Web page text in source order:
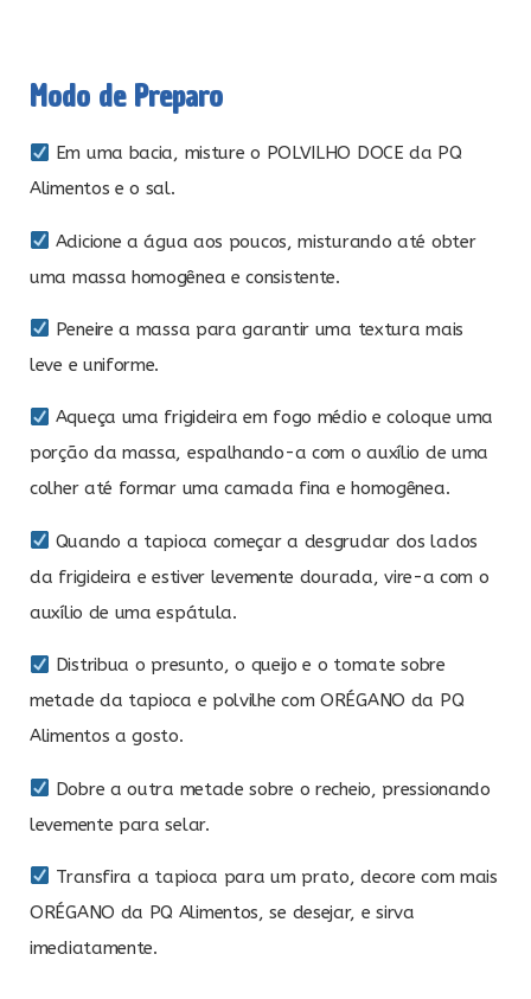
Modo de Preparo
Em uma bacia, misture o POLVILHO DOCE da PQ
Alimentos e o sal.
Adicione a água aos poucos, misturando até obter
uma massa homogênea e consistente.
Peneire a massa para garantir uma textura mais
leve e uniforme.
Aqueça uma frigideira em fogo médio e coloque uma
porção da massa, espalhando-a com o auxílio de uma
colher até formar uma camada fina e homogênea.
Quando a tapioca começar a desgrudar dos lados
da frigideira e estiver levemente dourada, vire-a com o
auxílio de uma espátula.
Distribua o presunto, o queijo e o tomate sobre
metade da tapioca e polvilhe com ORÉGANO da PQ
Alimentos a gosto.
Dobre a outra metade sobre o recheio, pressionando
levemente para selar.
Transfira a tapioca para um prato, decore com mais
ORÉGANO da PQ Alimentos, se desejar, e sirva
imediatamente.